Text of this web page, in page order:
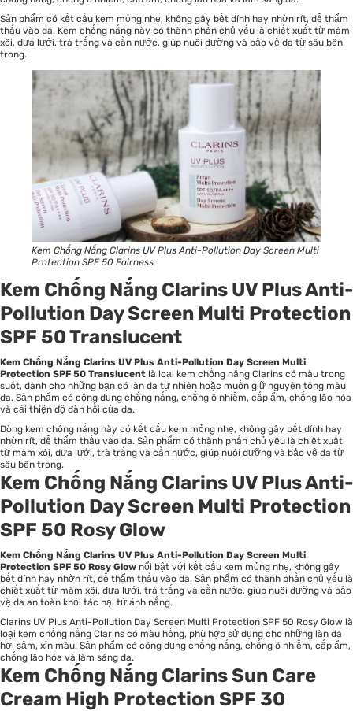
Sản phẩm có kết cấu kem mỏng nhẹ, không gây bết dính hay nhờn rít, dễ thẩm
thấu vào da. Kem chống nắng này có thành phần chủ yếu là chiết xuất từ mâm
xôi, dưa lưới, trà trắng và cần nước, giúp nuôi dưỡng và bảo vệ da từ sâu bên
trong.
Kem Chống Nắng Clarins UV Plus Anti-Pollution Day Screen Multi
Protection SPF 50 Fairness
Kem Chống Nắng Clarins UV Plus Anti-
Pollution Day Screen Multi Protection
SPF 50 Translucent
Kem Chống Nắng Clarins UV Plus Anti-Pollution Day Screen Multi
Protection SPF 50 Translucent là loại kem chống nắng Clarins có màu trong
suốt, dành cho những bạn có làn da tự nhiên hoặc muốn giữ nguyên tông màu
da. Sản phẩm có công dụng chống nắng, chống ô nhiễm, cấp ẩm, chống lão hóa
và cải thiện độ đàn hồi của da.
Dòng kem chống nắng này có kết cấu kem mỏng nhẹ, không gây bết dính hay
nhờn rít, dễ thẩm thấu vào da. Sản phẩm có thành phần chủ yếu là chiết xuất
từ mâm xôi, dưa lưới, trà trắng và cần nước, giúp nuôi dưỡng và bảo vệ da từ
sâu bên trong.
Kem Chống Nắng Clarins UV Plus Anti-
Pollution Day Screen Multi Protection
SPF 50 Rosy Glow
Kem Chống Nắng Clarins UV Plus Anti-Pollution Day Screen Multi
Protection SPF 50 Rosy Glow nổi bật với kết cấu kem mỏng nhẹ, không gây
bết dính hay nhờn rít, dễ thẩm thấu vào da. Sản phẩm có thành phần chủ yếu là
chiết xuất từ mâm xôi, dưa lưới, trà trắng và cần nước, giúp nuôi dưỡng và bảo
vệ da an toàn khỏi tác hại từ ánh nắng.
Clarins UV Plus Anti-Pollution Day Screen Multi Protection SPF 50 Rosy Glow là
loại kem chống nắng Clarins có màu hồng, phù hợp sử dụng cho những làn da
hơi sậm, xỉn màu. Sản phẩm có công dụng chống nắng, chống ô nhiễm, cấp ẩm,
chống lão hóa và làm sáng da.
Kem Chống Nắng Clarins Sun Care
Cream High Protection SPF 30